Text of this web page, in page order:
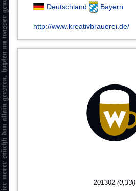
Deutschland
Bayern
http://www.kreativbrauerei.de/
201302 (0,33l)